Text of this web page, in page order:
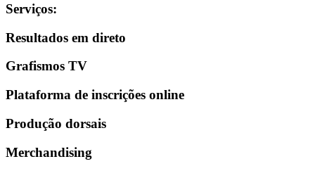
Serviços:
Resultados em direto
Grafismos TV
Plataforma de inscrições online
Produção dorsais
Merchandising